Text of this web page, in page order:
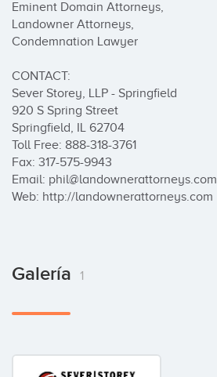
Eminent Domain Attorneys,
Landowner Attorneys,
Condemnation Lawyer
CONTACT:
Sever Storey, LLP - Springfield
920 S Spring Street
Springfield, IL 62704
Toll Free: 888-318-3761
Fax: 317-575-9943
Email: phil@landownerattorneys.com
Web: http://landownerattorneys.com
Galería 1